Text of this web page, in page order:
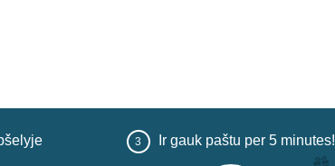
3 Ir gauk paštu per 5 minutes!